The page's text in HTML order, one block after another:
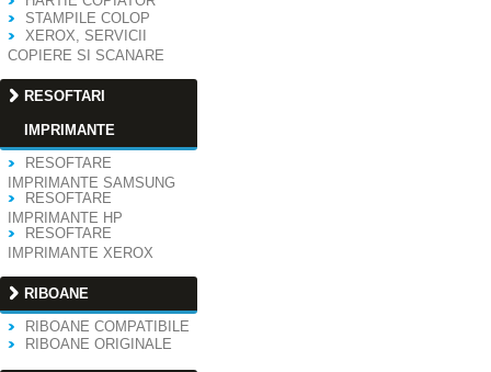
STAMPILE COLOP
XEROX, SERVICII
COPIERE SI SCANARE
RESOFTARI
IMPRIMANTE
RESOFTARE
IMPRIMANTE SAMSUNG
RESOFTARE
IMPRIMANTE HP
RESOFTARE
IMPRIMANTE XEROX
RIBOANE
RIBOANE COMPATIBILE
RIBOANE ORIGINALE